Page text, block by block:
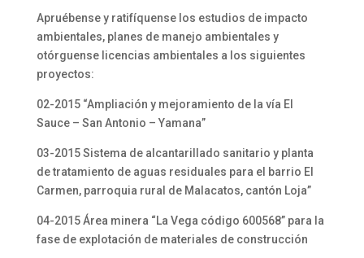
Apruébense y ratifíquense los estudios de impacto
ambientales, planes de manejo ambientales y
otórguense licencias ambientales a los siguientes
proyectos:
02-2015 “Ampliación y mejoramiento de la vía El
Sauce – San Antonio – Yamana”
03-2015 Sistema de alcantarillado sanitario y planta
de tratamiento de aguas residuales para el barrio El
Carmen, parroquia rural de Malacatos, cantón Loja”
04-2015 Área minera “La Vega código 600568” para la
fase de explotación de materiales de construcción